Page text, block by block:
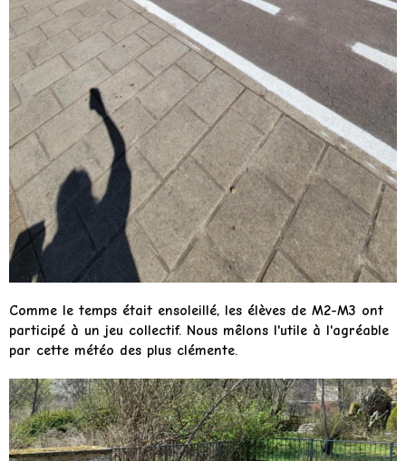
Comme le temps était ensoleillé, les élèves de M2-M3 ont
participé à un jeu collectif. Nous mêlons l'utile à l'agréable
par cette météo des plus clémente.